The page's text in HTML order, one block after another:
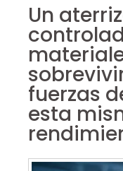
Un
fuerzas
esta